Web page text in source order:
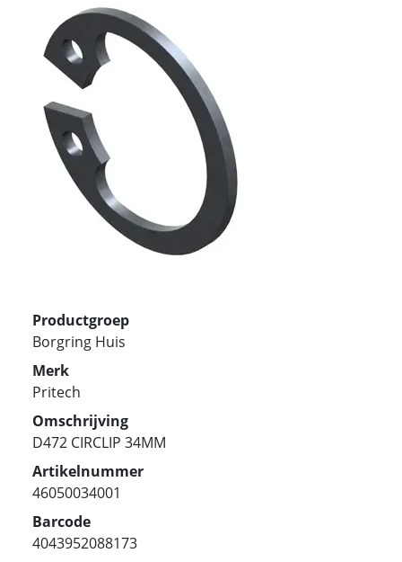
Productgroep
Borgring Huis
Merk
Pritech
Omschrijving
D472 CIRCLIP 34MM
Artikelnummer
46050034001
Barcode
4043952088173